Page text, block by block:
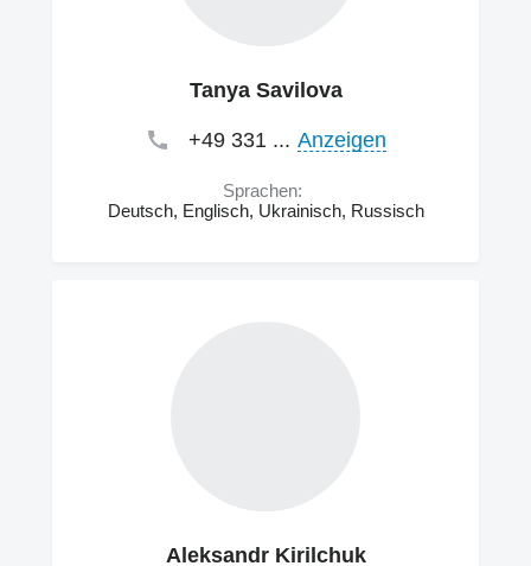
Tanya Savilova
+49 331 ... Anzeigen
Sprachen:
Deutsch, Englisch, Ukrainisch, Russisch
Aleksandr Kirilchuk